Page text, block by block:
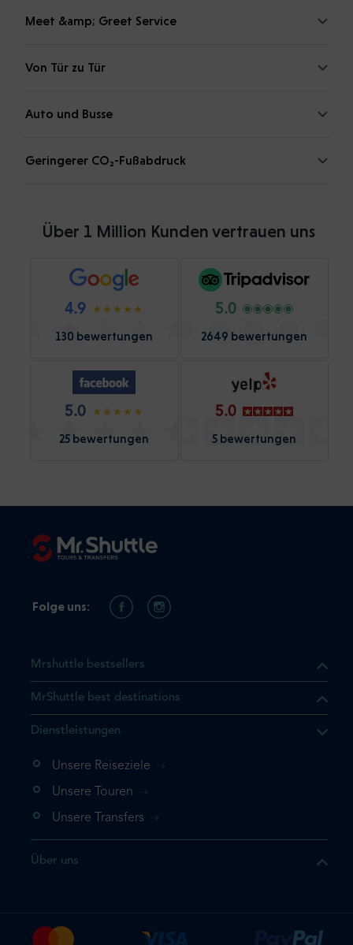
Meet &amp; Greet Service
Von Tür zu Tür
Auto und Busse
Geringerer CO₂-Fußabdruck
Über 1 Million Kunden vertrauen uns
4.9
130 bewertungen
5.0
2649 bewertungen
5.0
25 bewertungen
5.0
5 bewertungen
dass sich das Produkt, das
Warenkorb befindet.
einmal hinzufügen
ein weiteres Mal
Mrshuttle bestsellers
MrShuttle best destinations
Dienstleistungen
Unsere Reiseziele
Unsere Touren
Unsere Transfers
Über uns
Folge uns: